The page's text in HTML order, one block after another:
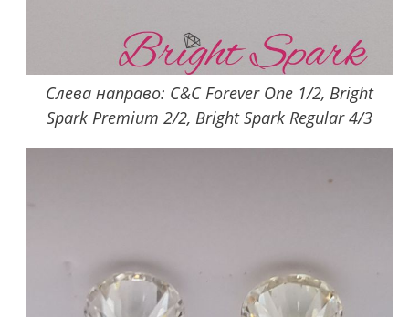
Слева направо: C&C Forever One 1/2, Bright
Spark Premium 2/2, Bright Spark Regular 4/3